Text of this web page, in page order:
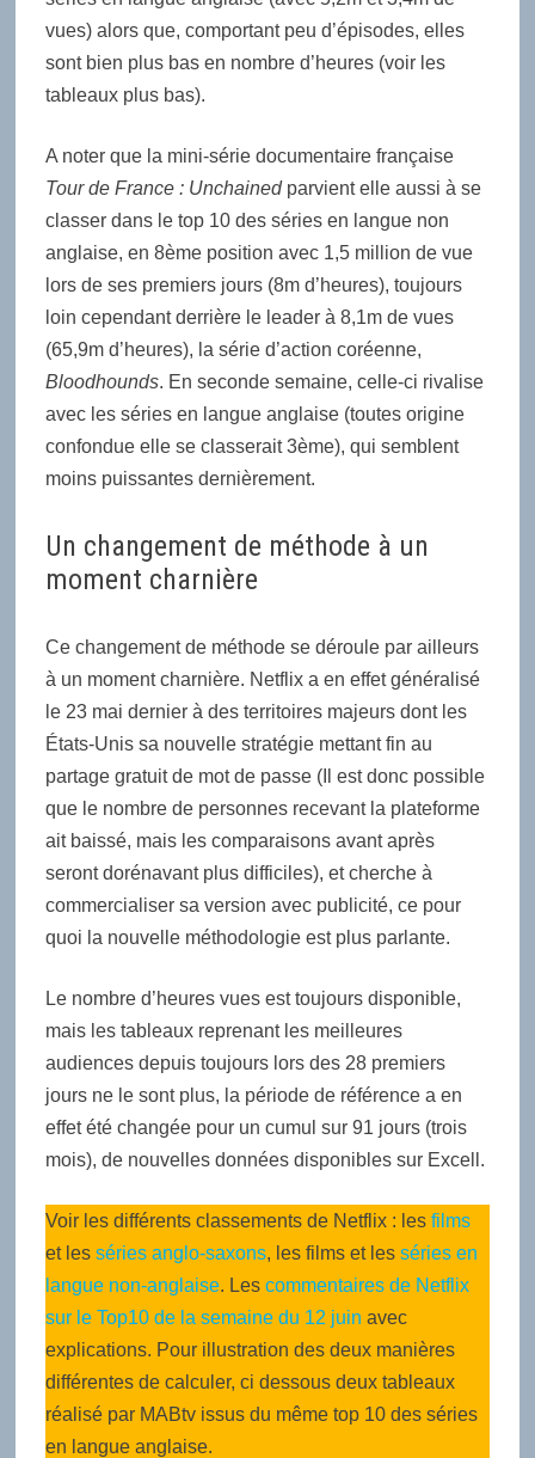
vues) alors que, comportant peu d’épisodes, elles
sont bien plus bas en nombre d’heures (voir les
tableaux plus bas).
A noter que la mini-série documentaire française
Tour de France : Unchained parvient elle aussi à se
classer dans le top 10 des séries en langue non
anglaise, en 8ème position avec 1,5 million de vue
lors de ses premiers jours (8m d’heures), toujours
loin cependant derrière le leader à 8,1m de vues
(65,9m d’heures), la série d’action coréenne,
Bloodhounds. En seconde semaine, celle-ci rivalise
avec les séries en langue anglaise (toutes origine
confondue elle se classerait 3ème), qui semblent
moins puissantes dernièrement.
Un changement de méthode à un
moment charnière
Ce changement de méthode se déroule par ailleurs
à un moment charnière. Netflix a en effet généralisé
le 23 mai dernier à des territoires majeurs dont les
États-Unis sa nouvelle stratégie mettant fin au
partage gratuit de mot de passe (Il est donc possible
que le nombre de personnes recevant la plateforme
ait baissé, mais les comparaisons avant après
seront dorénavant plus difficiles), et cherche à
commercialiser sa version avec publicité, ce pour
quoi la nouvelle méthodologie est plus parlante.
Le nombre d’heures vues est toujours disponible,
mais les tableaux reprenant les meilleures
audiences depuis toujours lors des 28 premiers
jours ne le sont plus, la période de référence a en
effet été changée pour un cumul sur 91 jours (trois
mois), de nouvelles données disponibles sur Excell.
Voir les différents classements de Netflix : les films
et les séries anglo-saxons, les films et les séries en
langue non-anglaise. Les commentaires de Netflix
sur le Top10 de la semaine du 12 juin avec
explications. Pour illustration des deux manières
différentes de calculer, ci dessous deux tableaux
réalisé par MABtv issus du même top 10 des séries
en langue anglaise.